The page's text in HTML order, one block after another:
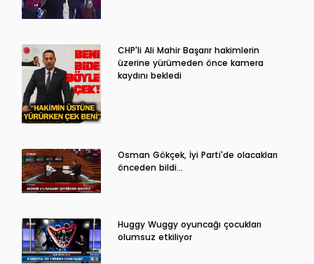
CHP'li Ali Mahir Başarır hakimlerin
üzerine yürümeden önce kamera
kaydını bekledi
Osman Gökçek, İyi Parti'de olacakları
önceden bildi...
Huggy Wuggy oyuncağı çocukları
olumsuz etkiliyor